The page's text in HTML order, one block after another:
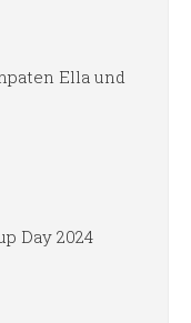
Ella und
Day 2024